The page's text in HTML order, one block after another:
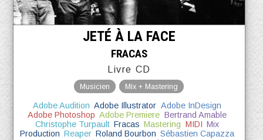
JETÉ À LA FACE
FRACAS
Livre CD
Musicien Mix + Mastering
Adobe Audition Adobe Illustrator Adobe InDesign
Adobe Photoshop Adobe Premiere Bertrand Amable
Christophe Turpault Fracas Mastering MIDI Mix
Production Reaper Roland Bourbon Sébastien Capazza